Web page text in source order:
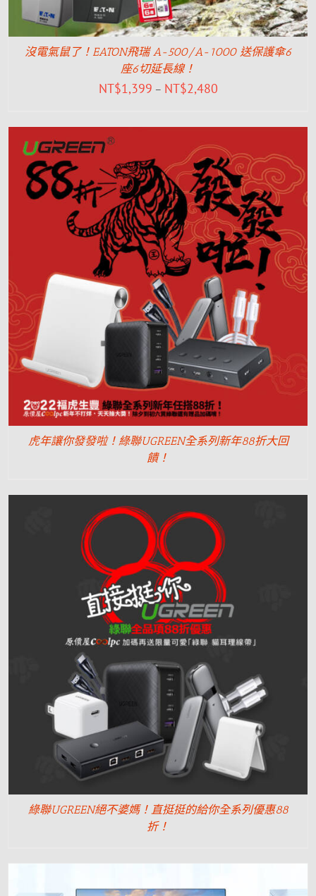
沒電氣鼠了！EATON飛瑞 A-500/A-1000 送保護傘6
座6切延長線！
NT$1,399 – NT$2,480
虎年讓你發發啦！綠聯UGREEN全系列新年88折大回
饋！
綠聯UGREEN絕不婆媽！直挺挺的給你全系列優惠88
折！